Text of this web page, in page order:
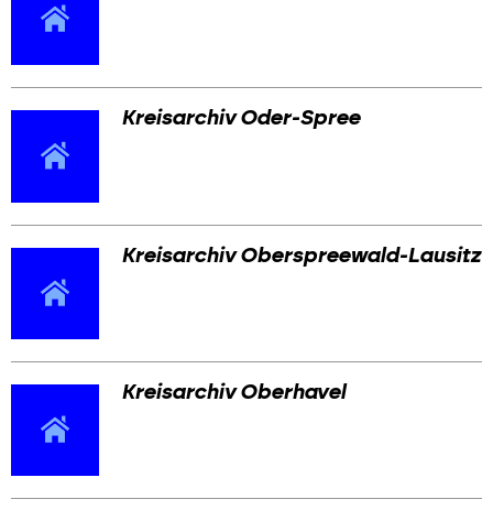
Kreisarchiv Oder-Spree
Kreisarchiv Oberspreewald-Lausitz
Kreisarchiv Oberhavel